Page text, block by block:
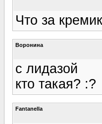
Что за
Воронина
с лидазой
кто такая? :?
Fantanella